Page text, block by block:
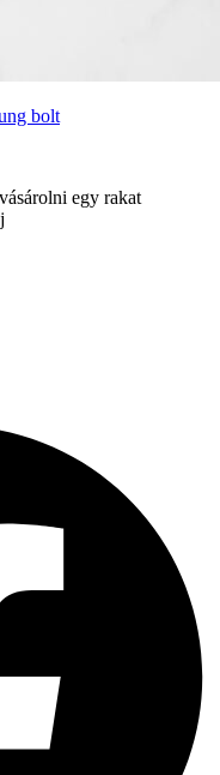
bolt
egy rakat